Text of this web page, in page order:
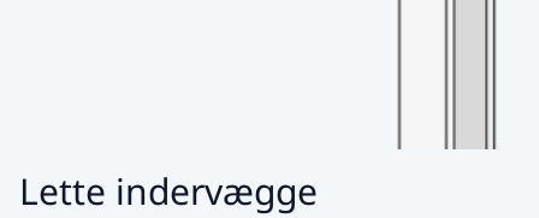
Lette indervægge